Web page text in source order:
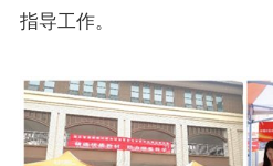
指导工作。